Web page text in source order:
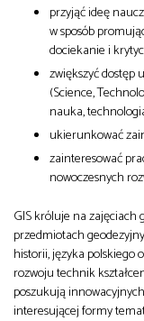
przyjąć ideę
w sposób
dociekanie i
zwiększyć dostęp
(Science,
nauka,
ukierunkować
zainteresować
nowoczesnych
GIS króluje na
przedmiotach
historii, języka polskiego
rozwoju technik
poszukują
interesującej formy